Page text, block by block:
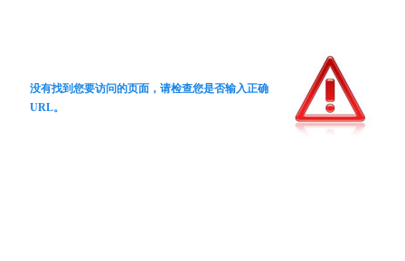
没有找到您要访问的页面，请检查您是否输入正确
URL。